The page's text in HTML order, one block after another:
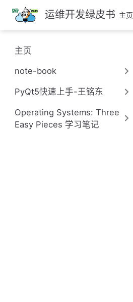
跳
至
主
要
內
运维开发绿皮书 主页
主页
note-book
PyQt5快速上手-王铭东
Operating Systems: Three
Easy Pieces 学习笔记